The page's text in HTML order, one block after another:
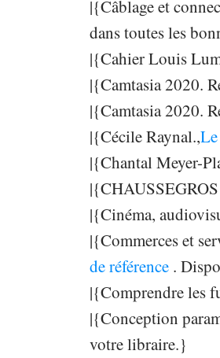
|{Câblage et
dans toutes les
|{Cahier Louis
|{Camtasia 2020.
|{Camtasia 2020.
|{Cécile Raynal.,
|{Chantal Meyer-
|{Cinéma,
|{Commerces et
de référence .
|{Comprendre les
|{Conception
votre libraire.}